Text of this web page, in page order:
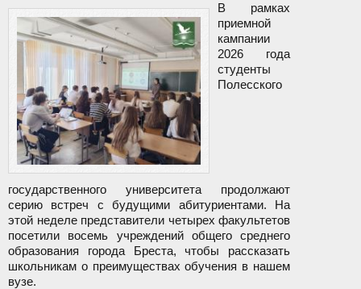
В рамках
приемной
кампании
2026 года
студенты
Полесского
государственного университета продолжают
серию встреч с будущими абитуриентами. На
этой неделе представители четырех факультетов
посетили восемь учреждений общего среднего
образования города Бреста, чтобы рассказать
школьникам о преимуществах обучения в нашем
вузе.